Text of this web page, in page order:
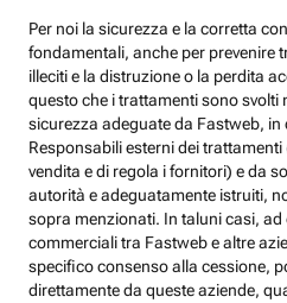
Per noi la sicurezza e la corretta
fondamentali, anche per prevenire
illeciti e la distruzione o la perdita
questo che i trattamenti sono svolti
sicurezza adeguate da Fastweb,
Responsabili esterni dei
vendita e di regola i fornitori) e da
autorità e adeguatamente istruiti,
sopra menzionati. In taluni casi,
commerciali tra Fastweb e altre
specifico consenso alla cessione,
direttamente da queste aziende,